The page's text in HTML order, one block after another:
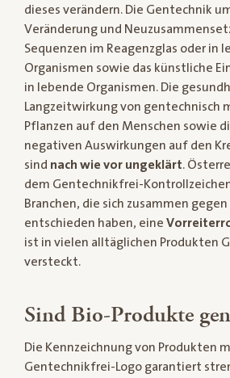
dieses verändern. Die Gentechnik
Veränderung und
Sequenzen im Reagenzglas oder in
Organismen sowie das künstliche
in lebende Organismen. Die
Langzeitwirkung von gentechnisch
Pflanzen auf den Menschen sowie
negativen Auswirkungen auf den
sind nach wie vor ungeklärt.
dem Gentechnikfrei-
Branchen, die sich zusammen
entschieden haben, eine
ist in vielen alltäglichen Produkten
versteckt.
Sind Bio-Produkte
Die Kennzeichnung von Produkten
Gentechnikfrei-Logo garantiert